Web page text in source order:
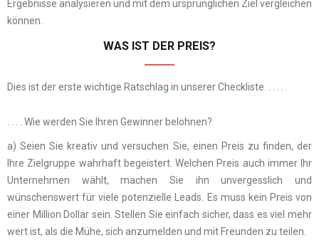
Ergebnisse analysieren und mit dem ursprünglichen Ziel vergleichen
können.
WAS IST DER PREIS?
Dies ist der erste wichtige Ratschlag in unserer Checkliste. . . . . .
. . . . Wie werden Sie Ihren Gewinner belohnen?
a) Seien Sie kreativ und versuchen Sie, einen Preis zu finden, der
Ihre Zielgruppe wahrhaft begeistert. Welchen Preis auch immer Ihr
Unternehmen wählt, machen Sie ihn unvergesslich und
wünschenswert für viele potenzielle Leads. Es muss kein Preis von
einer Million Dollar sein. Stellen Sie einfach sicher, dass es viel mehr
wert ist, als die Mühe, sich anzumelden und mit Freunden zu teilen.